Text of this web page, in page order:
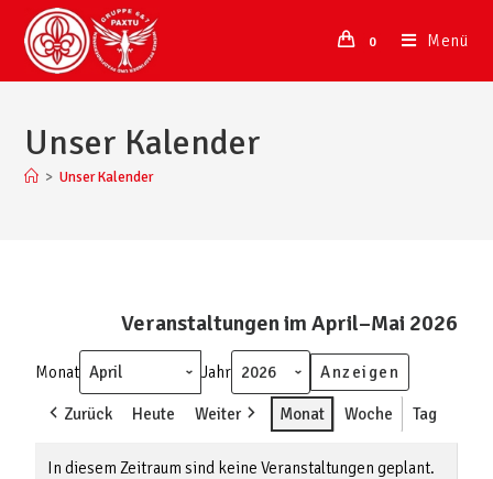
0 Menü
Unser Kalender
> Unser Kalender
Veranstaltungen im April–Mai 2026
Monat Jahr
Zurück Heute Weiter Monat Woche Tag
In diesem Zeitraum sind keine Veranstaltungen geplant.